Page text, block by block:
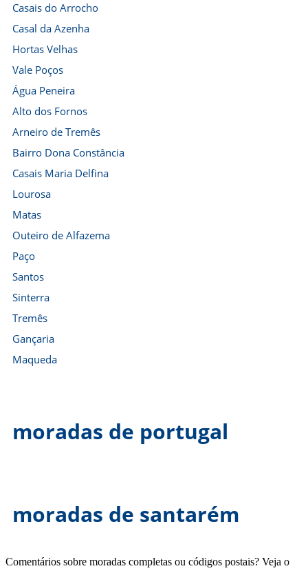
Casais do Arrocho
Casal da Azenha
Hortas Velhas
Vale Poços
Água Peneira
Alto dos Fornos
Arneiro de Tremês
Bairro Dona Constância
Casais Maria Delfina
Lourosa
Matas
Outeiro de Alfazema
Paço
Santos
Sinterra
Tremês
Gançaria
Maqueda
moradas de portugal
moradas de santarém
Comentários sobre moradas completas ou códigos postais? Veja o